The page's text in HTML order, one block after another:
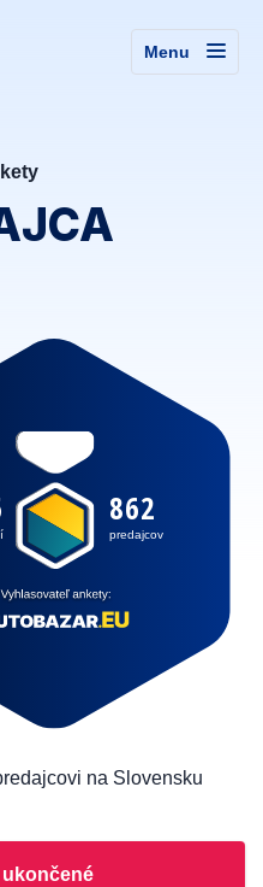
Menu
862
predajcov
na Slovensku
ukončené